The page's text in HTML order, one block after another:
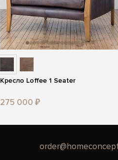
Кресло Loffee 1 Seater
275 000 ₽